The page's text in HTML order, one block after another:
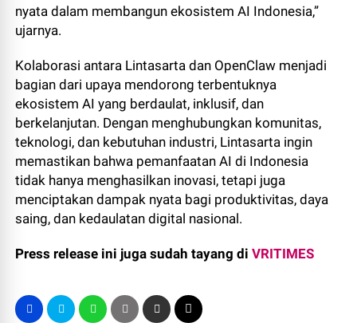
nyata dalam membangun ekosistem AI Indonesia,”
ujarnya.
Kolaborasi antara Lintasarta dan OpenClaw menjadi
bagian dari upaya mendorong terbentuknya
ekosistem AI yang berdaulat, inklusif, dan
berkelanjutan. Dengan menghubungkan komunitas,
teknologi, dan kebutuhan industri, Lintasarta ingin
memastikan bahwa pemanfaatan AI di Indonesia
tidak hanya menghasilkan inovasi, tetapi juga
menciptakan dampak nyata bagi produktivitas, daya
saing, dan kedaulatan digital nasional.
Press release ini juga sudah tayang diVRITIMES